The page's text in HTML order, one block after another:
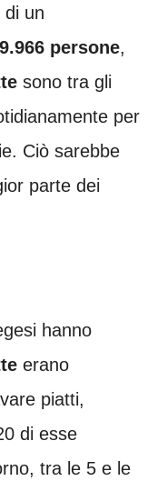
di un
persone,
sono tra gli
per
Ciò sarebbe
parte dei
hanno
erano
piatti,
di esse
tra le 5 e le